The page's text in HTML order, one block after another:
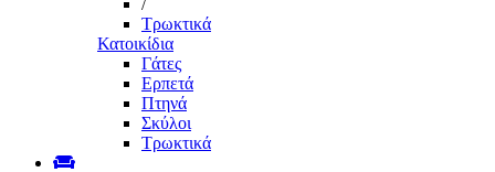
/
Τρωκτικά
Κατοικίδια
Γάτες
Ερπετά
Πτηνά
Σκύλοι
Τρωκτικά